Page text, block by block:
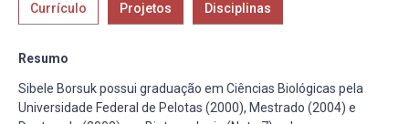
Currículo Projetos Disciplinas
Resumo
Sibele Borsuk possui graduação em Ciências Biológicas pela
Universidade Federal de Pelotas (2000), Mestrado (2004) e